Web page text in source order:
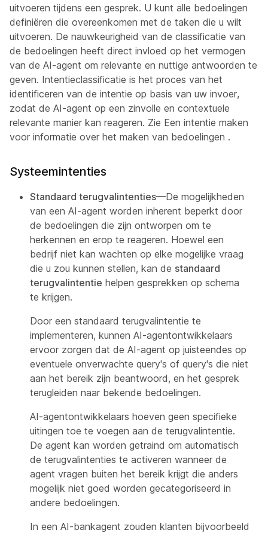
uitvoeren tijdens een gesprek. U kunt alle bedoelingen
definiëren die overeenkomen met de taken die u wilt
uitvoeren. De nauwkeurigheid van de classificatie van
de bedoelingen heeft direct invloed op het vermogen
van de AI-agent om relevante en nuttige antwoorden te
geven. Intentieclassificatie is het proces van het
identificeren van de intentie op basis van uw invoer,
zodat de AI-agent op een zinvolle en contextuele
relevante manier kan reageren. Zie Een intentie maken
voor informatie over het maken van bedoelingen .
Systeemintenties
Standaard terugvalintenties—De mogelijkheden
van een AI-agent worden inherent beperkt door
de bedoelingen die zijn ontworpen om te
herkennen en erop te reageren. Hoewel een
bedrijf niet kan wachten op elke mogelijke vraag
die u zou kunnen stellen, kan de standaard
terugvalintentie helpen gesprekken op schema
te krijgen.
Door een standaard terugvalintentie te
implementeren, kunnen AI-agentontwikkelaars
ervoor zorgen dat de AI-agent op juisteendes op
eventuele onverwachte query's of query's die niet
aan het bereik zijn beantwoord, en het gesprek
terugleiden naar bekende bedoelingen.
AI-agentontwikkelaars hoeven geen specifieke
uitingen toe te voegen aan de terugvalintentie.
De agent kan worden getraind om automatisch
de terugvalintenties te activeren wanneer de
agent vragen buiten het bereik krijgt die anders
mogelijk niet goed worden gecategoriseerd in
andere bedoelingen.
In een AI-bankagent zouden klanten bijvoorbeeld